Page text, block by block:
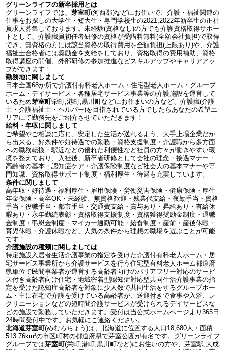
グリーンライフの新卒採用とは
グリーンライフでは、芽室町(河西郡)などにお住いで、介護・福祉関連の
仕事をお探しの大学生・短大生・専門学校生の2021,2022年新卒生の正社
員求人募集しております。未経験(資格なし)の方でも介護資格取得サポー
トとして、介護職員初任者研修の資格が受講料無料(全額会社負担)で取得
でき、無資格の方には該当資格の取得費用を全額負担(上限あり)や、介護
福祉士合格者には奨励金を支給をしており、資格取得の費用補助、資格
取得講座の開催、外部研修の参加推進などスキルアップやキャリアアッ
プができます！
勤務地に関しまして
日本全国68か所で介護付有料老人ホーム・住宅型老人ホーム・グループ
ホーム・デイサービス・各種居宅サービス事業等の介護施設を運営して
いるため芽室町栄町,港町,黒川町などにお住まいの方など、介護職(介護
士・介護福祉士・ヘルパー)を目指されている方でしたらあなたの希望エ
リアにて勤務先をご紹介させていただきます！
給料・年収に関しまして
ご希望やご相談に応じ、安定した生活が送れるよう、大手上場企業だか
ら出来る、好条件や好待遇での勤務・資格支援制度・介護職から多方面
への職務転換・駅近などの優れた利便性など社員の方々が働きやすい環
境を整えており、入社後、新卒者研修として会社の理念・接遇マナー・
高齢者の基本・認知症ケア・介護保険制度など社会人の基本マナーや専
門知識、資格取得サポート制度・福利厚生・待遇も充実しています。
条件に関しまして
高年収・好待遇・福利厚生・雇用保険・労働災害保険・健康保険・厚生
年金保険・高卒OK・未経験、無資格歓迎・残業代支給・夜勤手当・資格
手当・役職手当・都市手当・交通費支給・賞与あり・昇給あり・有給休
暇あり・永年勤続表彰・資格取得支援制度・資格獲得奨励金制度・退職
金制度・弔慰金制度・マイカー通勤可能・給食制度・産前・産後休暇・
育児休暇・介護休暇など、人気の条件から理想の職場を選ぶことが可能
です！
介護施設の種類に関しましては
特定施設入居者生活介護事業の指定を受けた介護付有料老人ホーム・居
宅サービス事業所から介護サービスを行う住宅型有料老人ホーム都道府
県単位で民間事業者が運営する高齢者向けのバリアフリー対応のサービ
ス付き高齢者向け住宅・地域密着型認知症対応型共同生活介護事業の指
定を受けた認知症高齢者を対象に少人数で共同生活をするグループホー
ム・主に在宅で介護を受けている高齢者が、送迎付きで食事や入浴、レ
クリエーションなどの短時間介護サービスが受けられるデイサービスな
どの施設で勤務していただきます。受付は当公式ホームページより365日
24時間受付中です。お気軽にご連絡ください。
北海道芽室町(めむろちょう)は、北海道に位置する人口18,680人・面積
513.76km²の市区町村の都道府県で芽室公園が有名です。グリーンライフ
グループでは芽室町(栄町,港町,黒川町など)にお住いの方や、芽室駅,大成